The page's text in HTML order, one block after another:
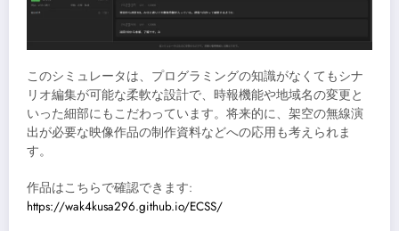
このシミュレータは、プログラミングの知識がなくてもシナ
リオ編集が可能な柔軟な設計で、時報機能や地域名の変更と
いった細部にもこだわっています。将来的に、架空の無線演
出が必要な映像作品の制作資料などへの応用も考えられま
す。
作品はこちらで確認できます:
https://wak4kusa296.github.io/ECSS/